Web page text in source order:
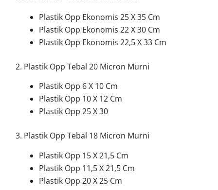
Plastik Opp Ekonomis 25 X 35 Cm
Plastik Opp Ekonomis 22 X 30 Cm
Plastik Opp Ekonomis 22,5 X 33 Cm
2. Plastik Opp Tebal 20 Micron Murni
Plastik Opp 6 X 10 Cm
Plastik Opp 10 X 12 Cm
Plastik Opp 25 X 30
3. Plastik Opp Tebal 18 Micron Murni
Plastik Opp 15 X 21,5 Cm
Plastik Opp 11,5 X 21,5 Cm
Plastik Opp 20 X 25 Cm